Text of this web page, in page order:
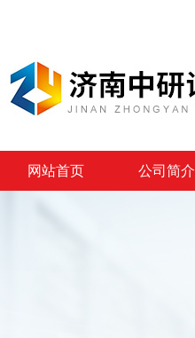
网站首页 公司简介